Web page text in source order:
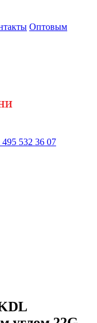
Оптовым
495 532 36 07